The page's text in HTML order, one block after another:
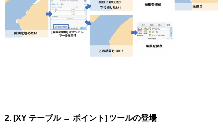
2. [XY テーブル → ポイント] ツールの登場